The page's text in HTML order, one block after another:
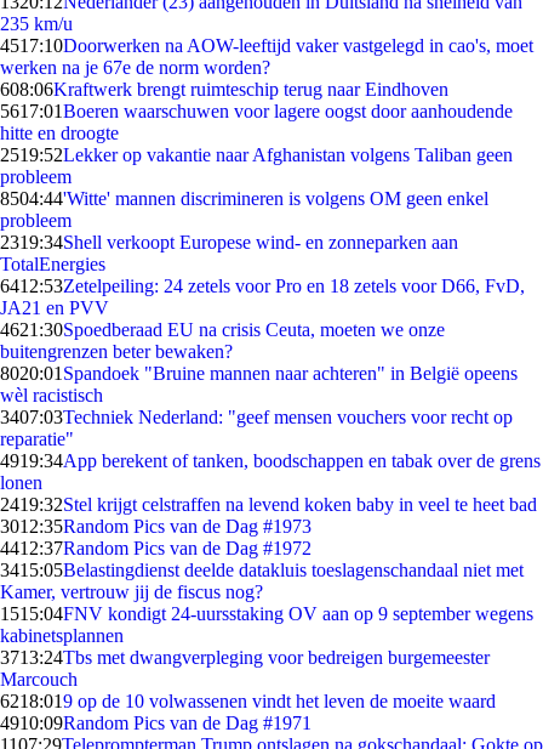
235 km/u
4517:10Doorwerken na AOW-leeftijd vaker vastgelegd in cao's, moet
werken na je 67e de norm worden?
608:06Kraftwerk brengt ruimteschip terug naar Eindhoven
5617:01Boeren waarschuwen voor lagere oogst door aanhoudende
hitte en droogte
2519:52Lekker op vakantie naar Afghanistan volgens Taliban geen
probleem
8504:44'Witte' mannen discrimineren is volgens OM geen enkel
probleem
2319:34Shell verkoopt Europese wind- en zonneparken aan
TotalEnergies
6412:53Zetelpeiling: 24 zetels voor Pro en 18 zetels voor D66, FvD,
JA21 en PVV
4621:30Spoedberaad EU na crisis Ceuta, moeten we onze
buitengrenzen beter bewaken?
8020:01 Spandoek "Bruine mannen naar achteren" in België opeens
wèl racistisch
3407:03Techniek Nederland: "geef mensen vouchers voor recht op
reparatie"
4919:34App berekent of tanken, boodschappen en tabak over de grens
lonen
2419:32Stel krijgt celstraffen na levend koken baby in veel te heet bad
3012:35Random Pics van de Dag #1973
4412:37Random Pics van de Dag #1972
3415:05Belastingdienst deelde datakluis toeslagenschandaal niet met
Kamer, vertrouw jij de fiscus nog?
1515:04FNV kondigt 24-uursstaking OV aan op 9 september wegens
kabinetsplannen
3713:24Tbs met dwangverpleging voor bedreigen burgemeester
Marcouch
6218:019 op de 10 volwassenen vindt het leven de moeite waard
4910:09Random Pics van de Dag #1971
1107:29Teleprompterman Trump ontslagen na gokschandaal: Gokte op